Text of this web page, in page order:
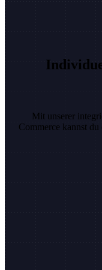
Mit unserer
Commerce kannst